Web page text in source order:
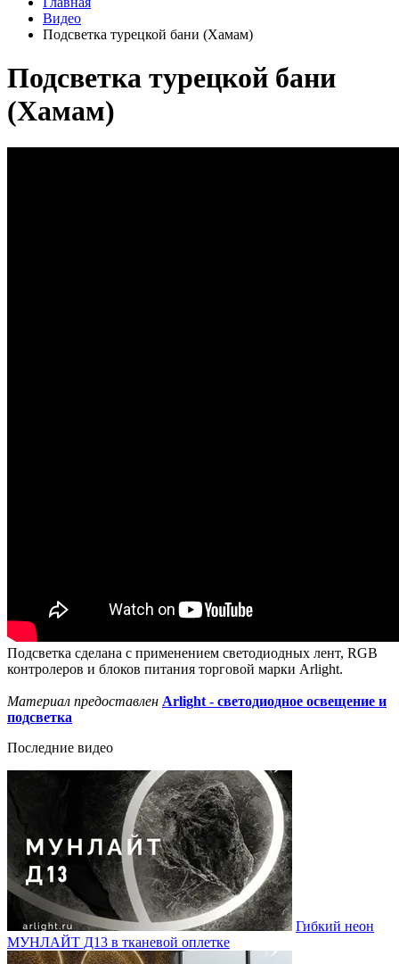
Видео
Подсветка турецкой бани (Хамам)
Подсветка турецкой бани
(Хамам)
Подсветка сделана с применением светодиодных лент, RGB
контролеров и блоков питания торговой марки Arlight.
Материал предоставлен Arlight - светодиодное освещение и
подсветка
Последние видео
Гибкий неон
МУНЛАЙТ Д13 в тканевой оплетке